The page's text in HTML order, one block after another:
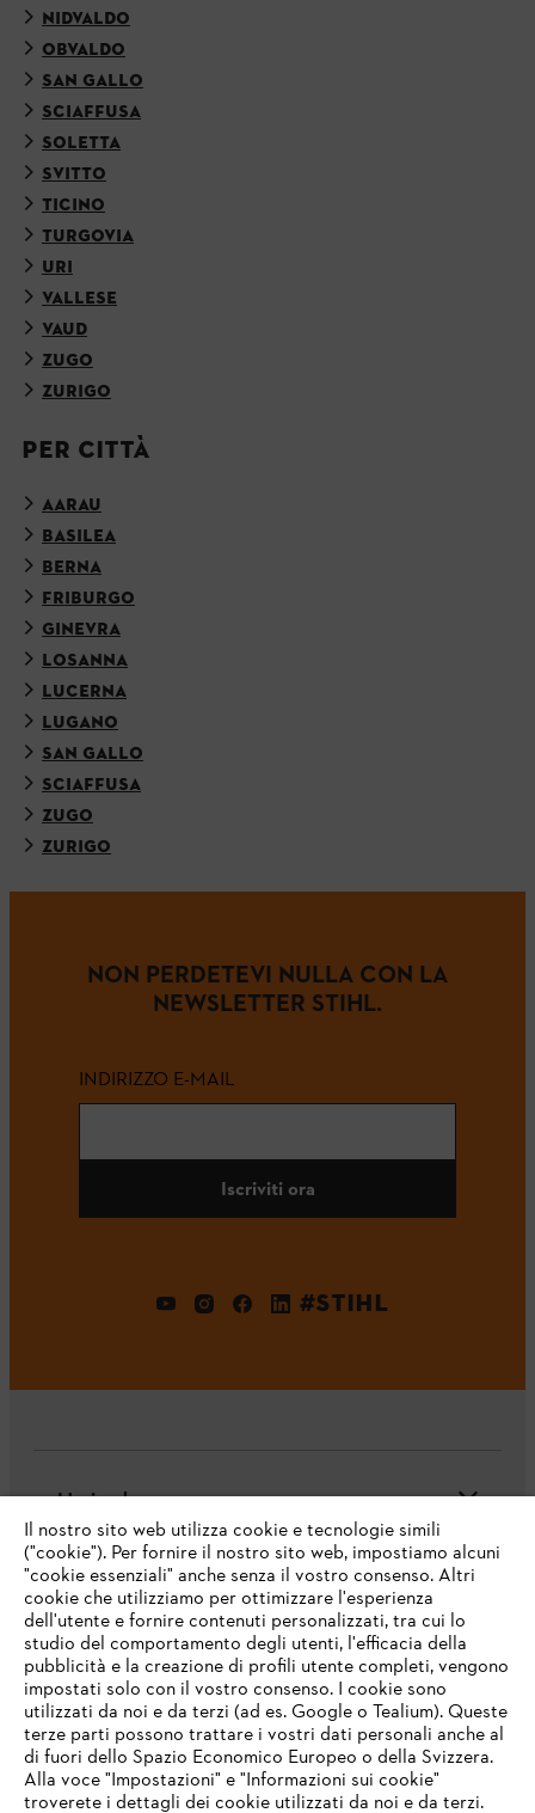
NIDVALDO
OBVALDO
SAN GALLO
SCIAFFUSA
SOLETTA
SVITTO
TICINO
TURGOVIA
URI
VALLESE
VAUD
ZUGO
ZURIGO
PER CITTÀ
AARAU
BASILEA
BERNA
FRIBURGO
GINEVRA
LOSANNA
LUCERNA
LUGANO
SAN GALLO
SCIAFFUSA
ZUGO
ZURIGO
NON PERDETEVI NULLA CON LA
NEWSLETTER STIHL.
INDIRIZZO E-MAIL
Iscriviti ora
#STIHL
L'azienda
Domande frequenti
Assistenza
IHR BROWSER WIRD NICHT
UNTERSTÜTZT
Il nostro sito web utilizza cookie e tecnologie simili
("cookie"). Per fornire il nostro sito web, impostiamo alcuni
"cookie essenziali" anche senza il vostro consenso. Altri
cookie che utilizziamo per ottimizzare l'esperienza
dell'utente e fornire contenuti personalizzati, tra cui lo
studio del comportamento degli utenti, l'efficacia della
pubblicità e la creazione di profili utente completi, vengono
impostati solo con il vostro consenso. I cookie sono
utilizzati da noi e da terzi (ad es. Google o Tealium). Queste
terze parti possono trattare i vostri dati personali anche al
di fuori dello Spazio Economico Europeo o della Svizzera.
Alla voce "Impostazioni" e "Informazioni sui cookie"
troverete i dettagli dei cookie utilizzati da noi e da terzi.